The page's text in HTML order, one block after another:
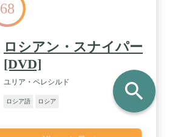
68
ロシアン・スナイパー
[DVD]
ユリア・ペレシルド
ロシア語 ロシア search